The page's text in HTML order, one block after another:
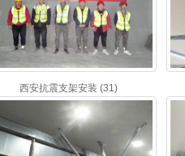
西安抗震支架安装 (31)